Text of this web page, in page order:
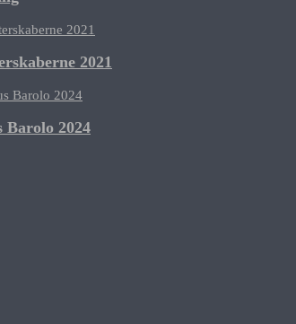
2021
Barolo 2024